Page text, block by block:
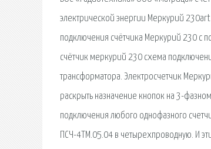
электрической энергии Меркурий
подключения счётчика Меркурий 230 с
счётчик меркурий 230 схема
трансформатора. Электросчетчик
раскрыть назначение кнопок на 3-
подключения любого однофазного
ПСЧ-4ТМ.05.04 в четырехпроводную. И